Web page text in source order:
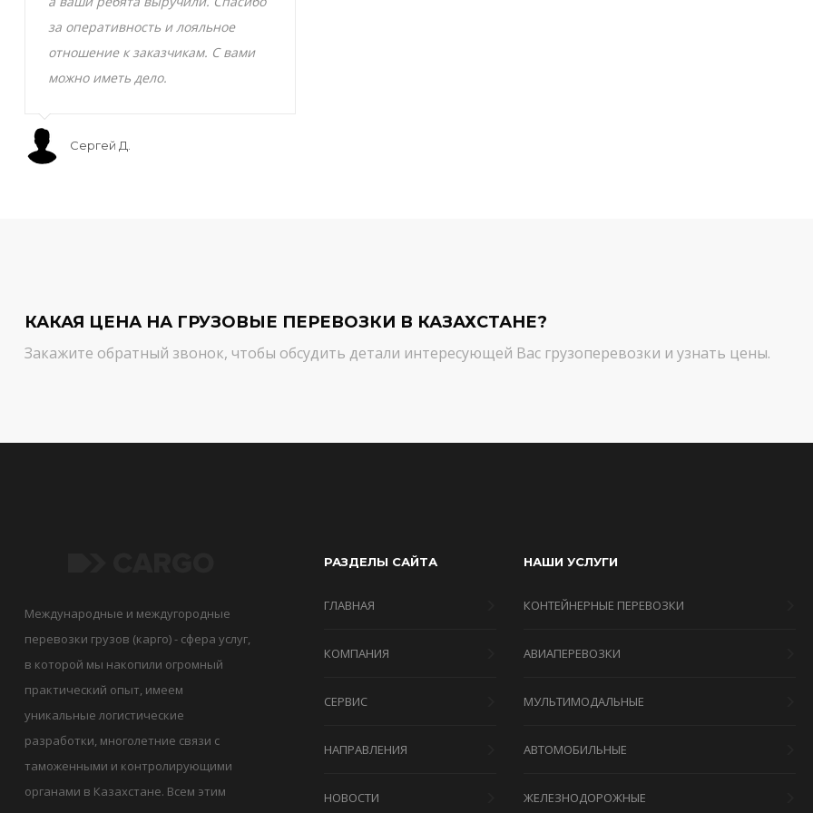
за оперативность и лояльное
отношение к заказчикам. С вами
можно иметь дело.
Сергей Д.
КАКАЯ ЦЕНА НА ГРУЗОВЫЕ ПЕРЕВОЗКИ В КАЗАХСТАНЕ?
Закажите обратный звонок, чтобы обсудить детали интересующей Вас грузоперевозки и узнать цены.
Международные и междугородные
перевозки грузов (карго) - сфера услуг,
в которой мы накопили огромный
практический опыт, имеем
уникальные логистические
разработки, многолетние связи с
таможенными и контролирующими
органами в Казахстане. Всем этим
РАЗДЕЛЫ САЙТА
ГЛАВНАЯ
КОМПАНИЯ
СЕРВИС
НАПРАВЛЕНИЯ
НОВОСТИ
НАШИ УСЛУГИ
КОНТЕЙНЕРНЫЕ ПЕРЕВОЗКИ
АВИАПЕРЕВОЗКИ
МУЛЬТИМОДАЛЬНЫЕ
АВТОМОБИЛЬНЫЕ
ЖЕЛЕЗНОДОРОЖНЫЕ